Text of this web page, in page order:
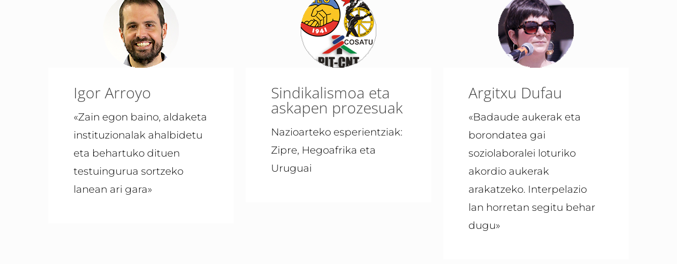
Igor Arroyo
«Zain egon baino, aldaketa
instituzionalak ahalbidetu
eta behartuko dituen
testuingurua sortzeko
lanean ari gara»
Sindikalismoa eta
askapen prozesuak
Nazioarteko esperientziak:
Zipre, Hegoafrika eta
Uruguai
Argitxu Dufau
«Badaude aukerak eta
borondatea gai
soziolaboralei loturiko
akordio aukerak
arakatzeko. Interpelazio
lan horretan segitu behar
dugu»